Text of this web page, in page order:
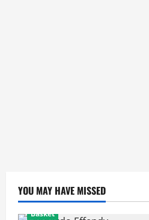
YOU MAY HAVE MISSED
Basket